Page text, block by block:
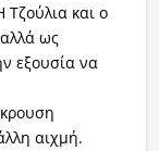
και ο
ως
εξουσία να
αιχμή.